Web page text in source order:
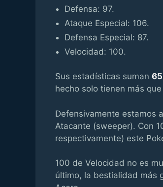
Defensa: 97.
Ataque Especial: 106.
Defensa Especial: 87.
Velocidad: 100.
Sus estadísticas suman
hecho solo tienen más que
Defensivamente estamos
Atacante (sweeper). Con
respectivamente) este
100 de Velocidad no es
último, la bestialidad más